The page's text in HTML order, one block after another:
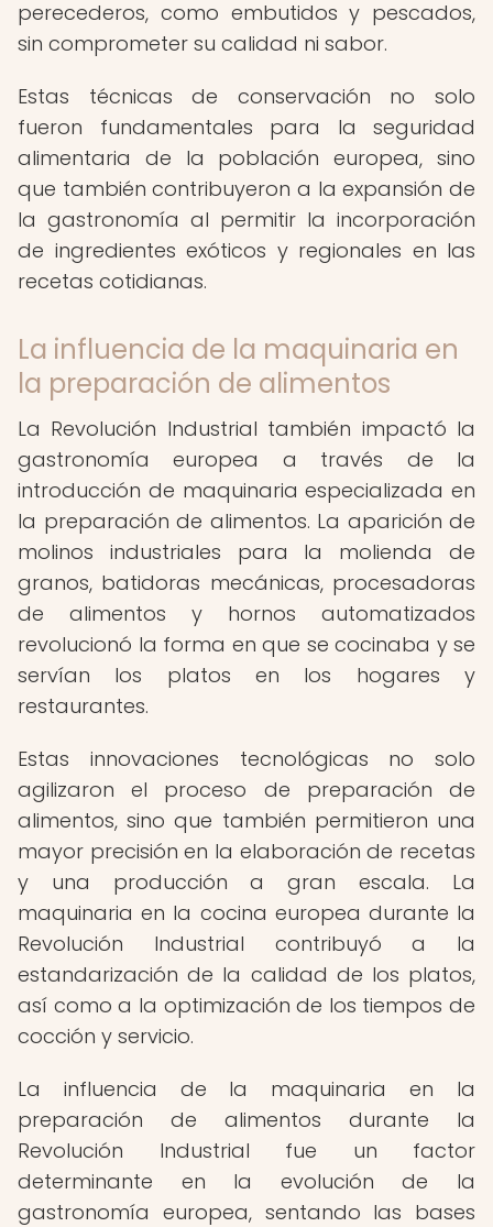
perecederos, como embutidos y pescados,
sin comprometer su calidad ni sabor.
Estas técnicas de conservación no solo
fueron fundamentales para la seguridad
alimentaria de la población europea, sino
que también contribuyeron a la expansión de
la gastronomía al permitir la incorporación
de ingredientes exóticos y regionales en las
recetas cotidianas.
La influencia de la maquinaria en
la preparación de alimentos
La Revolución Industrial también impactó la
gastronomía europea a través de la
introducción de maquinaria especializada en
la preparación de alimentos. La aparición de
molinos industriales para la molienda de
granos, batidoras mecánicas, procesadoras
de alimentos y hornos automatizados
revolucionó la forma en que se cocinaba y se
servían los platos en los hogares y
restaurantes.
Estas innovaciones tecnológicas no solo
agilizaron el proceso de preparación de
alimentos, sino que también permitieron una
mayor precisión en la elaboración de recetas
y una producción a gran escala. La
maquinaria en la cocina europea durante la
Revolución Industrial contribuyó a la
estandarización de la calidad de los platos,
así como a la optimización de los tiempos de
cocción y servicio.
La influencia de la maquinaria en la
preparación de alimentos durante la
Revolución Industrial fue un factor
determinante en la evolución de la
gastronomía europea, sentando las bases